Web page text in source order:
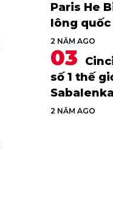
Paris He
lông
2 NĂM AGO
số 1 thế
2 NĂM AGO